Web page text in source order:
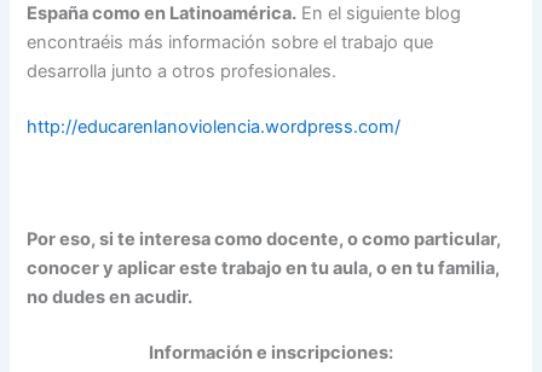
España como en Latinoamérica. En el siguiente blog
encontraéis más información sobre el trabajo que
desarrolla junto a otros profesionales.
http://educarenlanoviolencia.wordpress.com/
Por eso, si te interesa como docente, o como particular,
conocer y aplicar este trabajo en tu aula, o en tu familia,
no dudes en acudir.
Información e inscripciones: